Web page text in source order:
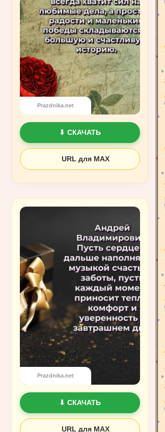
Prazdnika.net
⬇ СКАЧАТЬ
URL для MAX
Prazdnika.net
⬇ СКАЧАТЬ
URL для MAX